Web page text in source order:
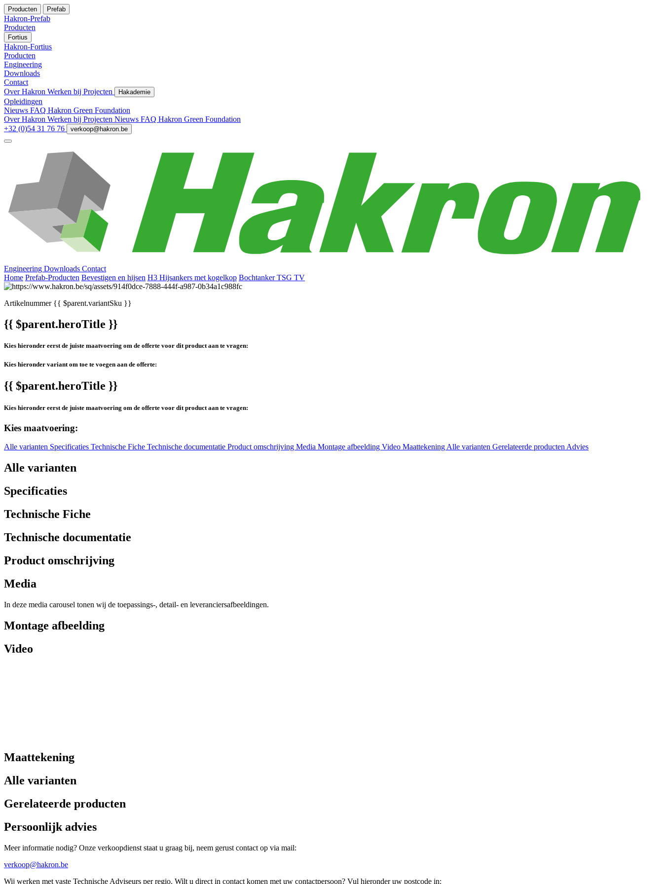
Producten Prefab
Hakron-Prefab
Producten
Fortius
Hakron-Fortius
Producten
Engineering
Downloads
Contact
Over Hakron Werken bij Projecten Hakademie
Opleidingen
Nieuws FAQ Hakron Green Foundation
Over Hakron Werken bij Projecten Nieuws FAQ Hakron Green Foundation
+32 (0)54 31 76 76
verkoop@hakron.be
Engineering Downloads Contact
Home Prefab-Producten Bevestigen en hijsen H3 Hijsankers met kogelkop Bochtanker TSG TV
Artikelnummer{{ $parent.variantSku }}
{{ $parent.heroTitle }}
Kies hieronder eerst de juiste maatvoering om de offerte voor dit product aan te vragen:
Kies hieronder variant om toe te voegen aan de offerte:
{{ $parent.heroTitle }}
Kies hieronder eerst de juiste maatvoering om de offerte voor dit product aan te vragen:
Kies maatvoering:
Alle varianten Specificaties Technische Fiche Technische documentatie Product omschrijving Media Montage afbeelding Video MaattekeningAlle varianten Gerelateerde productenAdvies
Alle varianten
Specificaties
Technische Fiche
Technische documentatie
Product omschrijving
Media
In deze media carousel tonen wij de toepassings-, detail- en leveranciersafbeeldingen.
Montage afbeelding
Video
Maattekening
Alle varianten
Gerelateerde producten
Persoonlijk advies
Meer informatie nodig? Onze verkoopdienst staat u graag bij, neem gerust contact op via mail:
verkoop@hakron.be
Wij werken met vaste Technische Adviseurs per regio. Wilt u direct in contact komen met uw contactpersoon? Vul hieronder uw postcode in: